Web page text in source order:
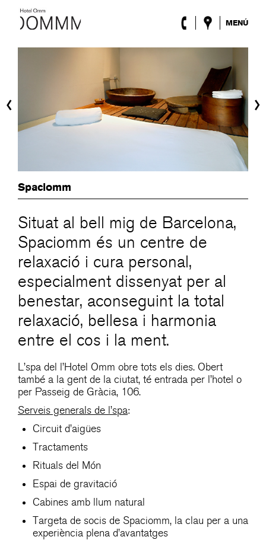
MENÚ
L’Hotel
Lobby & Club
Esdeveniments
ENG / ESP / DEU
‹ ›
Spaciomm
Situat al bell mig de Barcelona,
Spaciomm és un centre de
relaxació i cura personal,
especialment dissenyat per al
benestar, aconseguint la total
relaxació, bellesa i harmonia
entre el cos i la ment.
L’spa del l’Hotel Omm obre tots els dies. Obert
també a la gent de la ciutat, té entrada per l’hotel o
per Passeig de Gràcia, 106.
Serveis generals de l’spa:
Circuit d’aigües
Tractaments
Rituals del Món
Espai de gravitació
Cabines amb llum natural
Targeta de socis de Spaciomm, la clau per a una
experiència plena d’avantatges